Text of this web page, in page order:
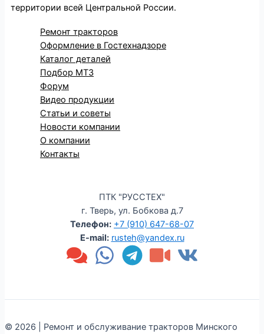
территории всей Центральной России.
Ремонт тракторов
Оформление в Гостехнадзоре
Каталог деталей
Подбор МТЗ
Форум
Видео продукции
Статьи и советы
Новости компании
О компании
Контакты
ПТК "РУССТЕХ"
г. Тверь, ул. Бобкова д.7
Телефон: +7 (910) 647-68-07
E-mail: rusteh@yandex.ru
© 2026 | Ремонт и обслуживание тракторов Минского